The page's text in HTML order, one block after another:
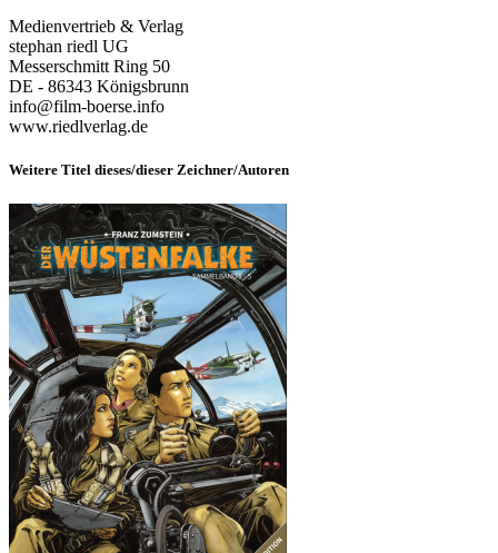
Medienvertrieb & Verlag
stephan riedl UG
Messerschmitt Ring 50
DE - 86343 Königsbrunn
info@film-boerse.info
www.riedlverlag.de
Weitere Titel dieses/dieser Zeichner/Autoren